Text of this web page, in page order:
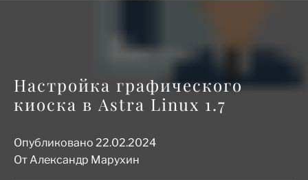
Настройка графического
киоска в Astra Linux 1.7
Опубликовано 22.02.2024
ОтАлександр Марухин